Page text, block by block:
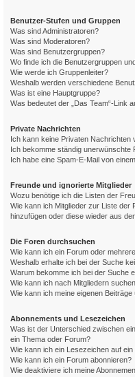
Benutzer-Stufen und Gruppen
Was sind Administratoren?
Was sind Moderatoren?
Was sind Benutzergruppen?
Wo finde ich die Benutzergruppen
Wie werde ich Gruppenleiter?
Weshalb werden verschiedene
Was ist eine Hauptgruppe?
Was bedeutet der „Das Team“-Link
Private Nachrichten
Ich kann keine Privaten Nachrichten
Ich bekomme ständig unerwünschte
Ich habe eine Spam-E-Mail von
Freunde und ignorierte Mitglieder
Wozu benötige ich die Listen der
Wie kann ich Mitglieder zur Liste der
hinzufügen oder diese wieder aus
Die Foren durchsuchen
Wie kann ich ein Forum oder
Weshalb erhalte ich bei der Suche
Warum bekomme ich bei der Suche
Wie kann ich nach Mitgliedern
Wie kann ich meine eigenen
Abonnements und Lesezeichen
Was ist der Unterschied zwischen
ein Thema oder Forum?
Wie kann ich ein Lesezeichen auf
Wie kann ich ein Forum abonnieren?
Wie deaktiviere ich meine